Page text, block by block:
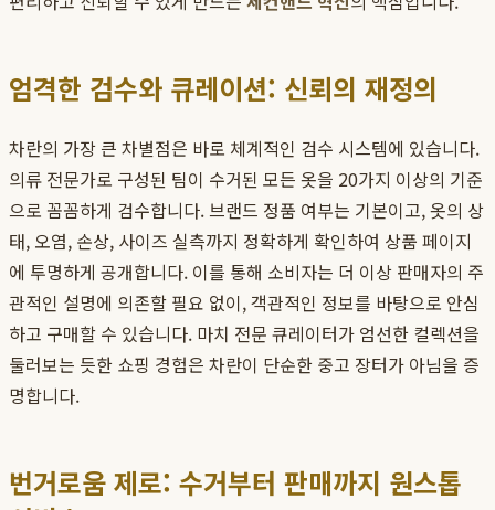
엄격한 검수와 큐레이션: 신뢰의 재정의
차란의 가장 큰 차별점은 바로 체계적인 검수 시스템에 있습니다.
의류 전문가로 구성된 팀이 수거된 모든 옷을 20가지 이상의 기준
으로 꼼꼼하게 검수합니다. 브랜드 정품 여부는 기본이고, 옷의 상
태, 오염, 손상, 사이즈 실측까지 정확하게 확인하여 상품 페이지
에 투명하게 공개합니다. 이를 통해 소비자는 더 이상 판매자의 주
관적인 설명에 의존할 필요 없이, 객관적인 정보를 바탕으로 안심
하고 구매할 수 있습니다. 마치 전문 큐레이터가 엄선한 컬렉션을
둘러보는 듯한 쇼핑 경험은 차란이 단순한 중고 장터가 아님을 증
명합니다.
번거로움 제로: 수거부터 판매까지 원스톱